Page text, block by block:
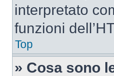
interpretato
funzioni
Top
» Cosa sono